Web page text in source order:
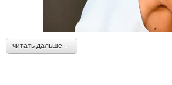
читать дальше →